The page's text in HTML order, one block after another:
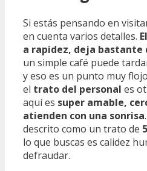
Si estás pensando en
en cuenta varios detalles.
a rapidez, deja bastante
un simple café puede
y eso es un punto muy
el trato del personal es
aquí es super amable,
atienden con una sonrisa
descrito como un trato de
lo que buscas es calidez
defraudar.